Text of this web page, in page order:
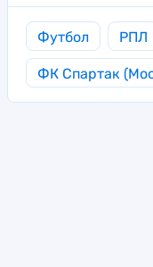
Футбол РПЛ
ФК Спартак